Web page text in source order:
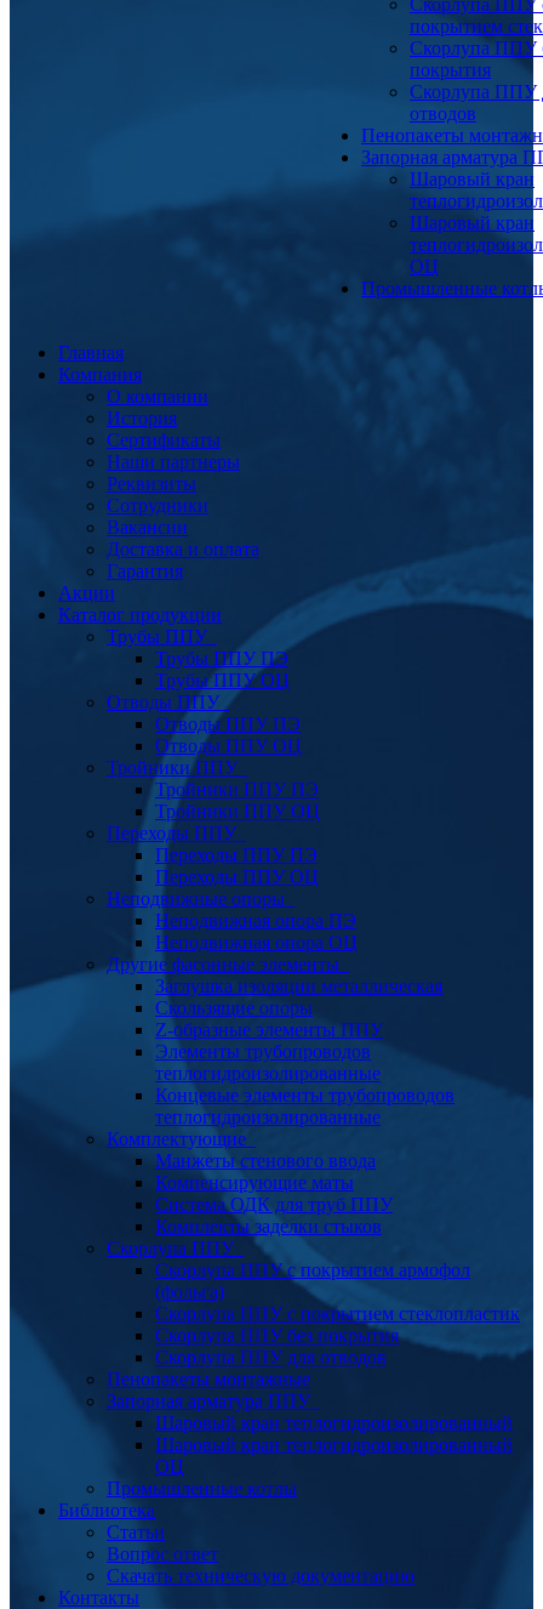
Скорлупа ППУ
покрытием
Скорлупа ППУ
покрытия
Скорлупа ППУ
отводов
Пенопакеты
Запорная арматура
Шаровый кран
Шаровый кран
ОЦ
Промышленные
Главная
Компания
О компании
История
Сертификаты
Наши партнеры
Реквизиты
Сотрудники
Вакансии
Доставка и оплата
Гарантия
Акции
Каталог продукции
Трубы ППУ
Трубы ППУ ПЭ
Трубы ППУ ОЦ
Отводы ППУ
Отводы ППУ ПЭ
Отводы ППУ ОЦ
Тройники ППУ
Тройники ППУ ПЭ
Тройники ППУ ОЦ
Переходы ППУ
Переходы ППУ ПЭ
Переходы ППУ ОЦ
Неподвижные опоры
Неподвижная опора ПЭ
Неподвижная опора ОЦ
Другие фасонные элементы
Заглушка изоляции металлическая
Скользящие опоры
Z-образные элементы ППУ
Элементы трубопроводов
теплогидроизолированные
Концевые элементы трубопроводов
теплогидроизолированные
Комплектующие
Манжеты стенового ввода
Компенсирующие маты
Система ОДК для труб ППУ
Комплекты заделки стыков
Скорлупа ППУ
Скорлупа ППУ с покрытием армофол
(фольга)
Скорлупа ППУ с покрытием стеклопластик
Скорлупа ППУ без покрытия
Скорлупа ППУ для отводов
Пенопакеты монтажные
Запорная арматура ППУ
Шаровый кран теплогидроизолированный
Шаровый кран теплогидроизолированный
ОЦ
Промышленные котлы
Библиотека
Статьи
Вопрос ответ
Скачать техническую документацию
Контакты